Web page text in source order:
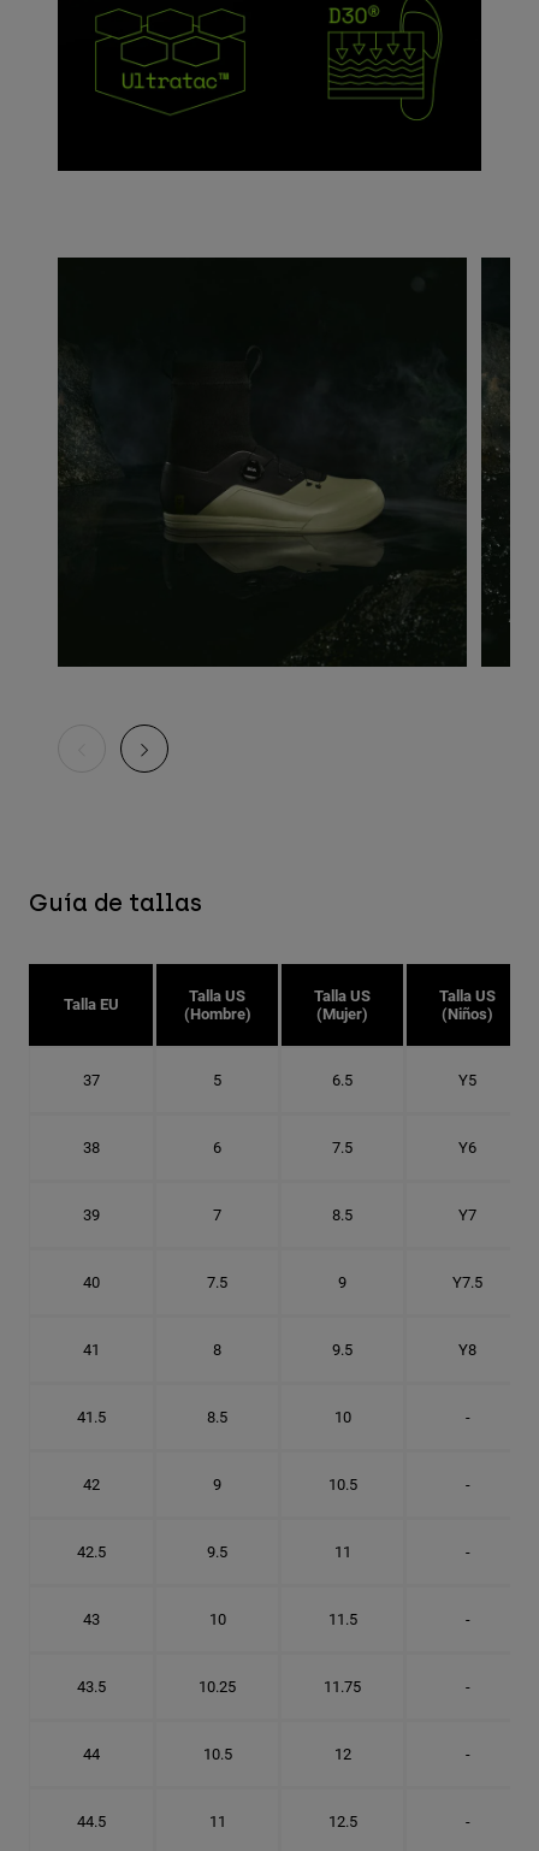
Guía de tallas
Talla EU
Talla US
(Hombre)
Talla US
(Mujer)
Talla US
(Niños)
37 5 6.5 Y5
38 6 7.5 Y6
39 7 8.5 Y7
40 7.5 9 Y7.5
41 8 9.5 Y8
41.5 8.5 10 -
42 9 10.5 -
42.5 9.5 11 -
43 10 11.5 -
43.5 10.25 11.75 -
44 10.5 12 -
44.5 11 12.5 -